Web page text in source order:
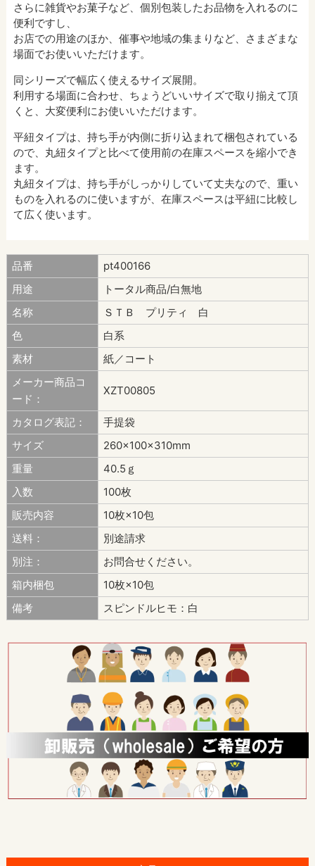
さらに雑貨やお菓子など、個別包装したお品物を入れるのに
便利ですし、
お店での用途のほか、催事や地域の集まりなど、さまざまな
場面でお使いいただけます。
同シリーズで幅広く使えるサイズ展開。
利用する場面に合わせ、ちょうどいいサイズで取り揃えて頂
くと、大変便利にお使いいただけます。
平紐タイプは、持ち手が内側に折り込まれて梱包されている
ので、丸紐タイプと比べて使用前の在庫スペースを縮小でき
ます。
丸紐タイプは、持ち手がしっかりしていて丈夫なので、重い
ものを入れるのに使いますが、在庫スペースは平紐に比較し
て広く使います。
品番
pt400166
用途
トータル商品/白無地
名称
ＳＴＢ プリティ 白
色
白系
素材
紙／コート
メーカー商品コ
ード：
XZT00805
カタログ表記：
手提袋
サイズ
260×100×310mm
重量
40.5ｇ
入数
100枚
販売内容
10枚×10包
送料：
別途請求
別注：
お問合せください。
箱内梱包
10枚×10包
備考
スピンドルヒモ：白